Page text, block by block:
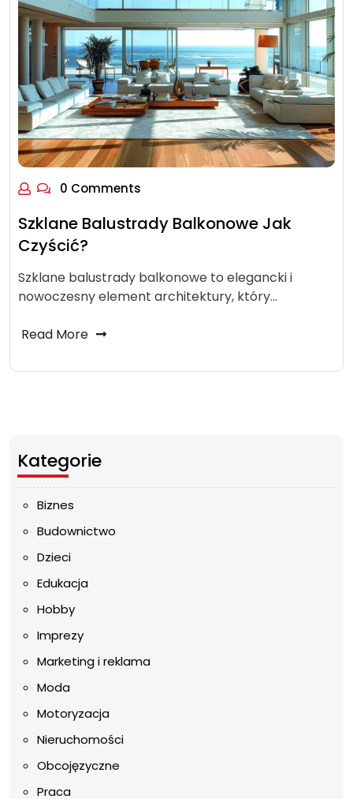
0 Comments
Szklane Balustrady Balkonowe Jak
Czyścić?
Szklane balustrady balkonowe to elegancki i
nowoczesny element architektury, który…
Read More
Kategorie
Biznes
Budownictwo
Dzieci
Edukacja
Hobby
Imprezy
Marketing i reklama
Moda
Motoryzacja
Nieruchomości
Obcojęzyczne
Praca